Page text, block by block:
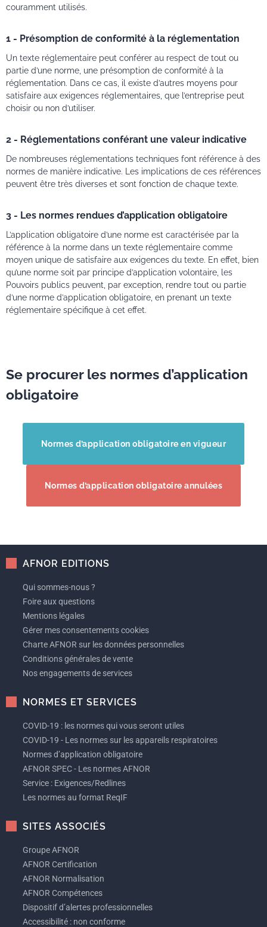
couramment utilisés.
1 - Présomption de conformité à la réglementation
Un texte réglementaire peut conférer au respect de tout ou
partie d’une norme, une présomption de conformité à la
réglementation. Dans ce cas, il existe d’autres moyens pour
satisfaire aux exigences réglementaires, que l’entreprise peut
choisir ou non d’utiliser.
2 - Réglementations conférant une valeur indicative
De nombreuses réglementations techniques font référence à des
normes de manière indicative. Les implications de ces références
peuvent être très diverses et sont fonction de chaque texte.
3 - Les normes rendues d’application obligatoire
L’application obligatoire d’une norme est caractérisée par la
référence à la norme dans un texte réglementaire comme
moyen unique de satisfaire aux exigences du texte. En effet, bien
qu’une norme soit par principe d’application volontaire, les
Pouvoirs publics peuvent, par exception, rendre tout ou partie
d’une norme d’application obligatoire, en prenant un texte
réglementaire spécifique à cet effet.
Se procurer les normes d’application
obligatoire
Normes d’application obligatoire en vigueur
Normes d’application obligatoire annulées
AFNOR EDITIONS
Qui sommes-nous ?
Foire aux questions
Mentions légales
Gérer mes consentements cookies
Charte AFNOR sur les données personnelles
Conditions générales de vente
Nos engagements de services
NORMES ET SERVICES
COVID-19 : les normes qui vous seront utiles
COVID-19 - Les normes sur les appareils respiratoires
Normes d’application obligatoire
AFNOR SPEC - Les normes AFNOR
Service : Exigences/Redlines
Les normes au format ReqIF
SITES ASSOCIÉS
Groupe AFNOR
AFNOR Certification
AFNOR Normalisation
AFNOR Compétences
Dispositif d’alertes professionnelles
Accessibilité : non conforme